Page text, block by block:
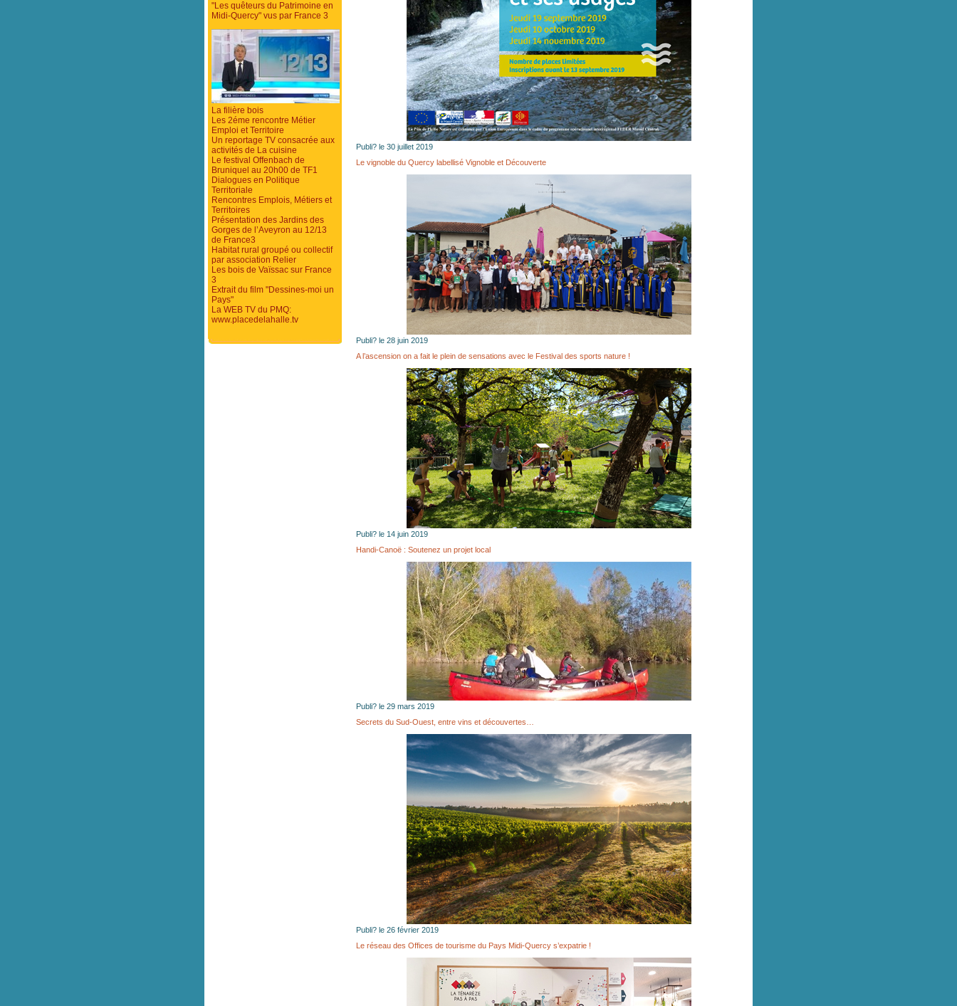
Publi? le 30 juillet 2019
Le vignoble du Quercy labellisé Vignoble et Découverte
Publi? le 28 juin 2019
A l’ascension on a fait le plein de sensations avec le Festival des sports nature !
Publi? le 14 juin 2019
Handi-Canoë : Soutenez un projet local
Publi? le 29 mars 2019
Secrets du Sud-Ouest, entre vins et découvertes…
Publi? le 26 février 2019
Le réseau des Offices de tourisme du Pays Midi-Quercy s’expatrie !
"Les quêteurs du Patrimoine en
Midi-Quercy" vus par France 3
La filière bois
Les 2éme rencontre Métier
Emploi et Territoire
Un reportage TV consacrée aux
activités de La cuisine
Le festival Offenbach de
Bruniquel au 20h00 de TF1
Dialogues en Politique
Territoriale
Rencontres Emplois, Métiers et
Territoires
Présentation des Jardins des
Gorges de l’Aveyron au 12/13
de France3
Habitat rural groupé ou collectif
par association Relier
Les bois de Vaïssac sur France
3
Extrait du film "Dessines-moi un
Pays"
La WEB TV du PMQ:
www.placedelahalle.tv